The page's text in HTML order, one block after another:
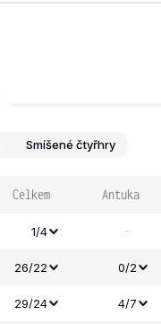
Smíšené čtyřhry
Celkem Antuka
1/4 -
26/22 0/2
29/24 4/7